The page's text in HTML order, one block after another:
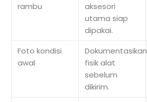
rambu
aksesori
utama siap
dipakai.
Foto kondisi
awal
Dokumentasikan
fisik alat
sebelum
dikirim.